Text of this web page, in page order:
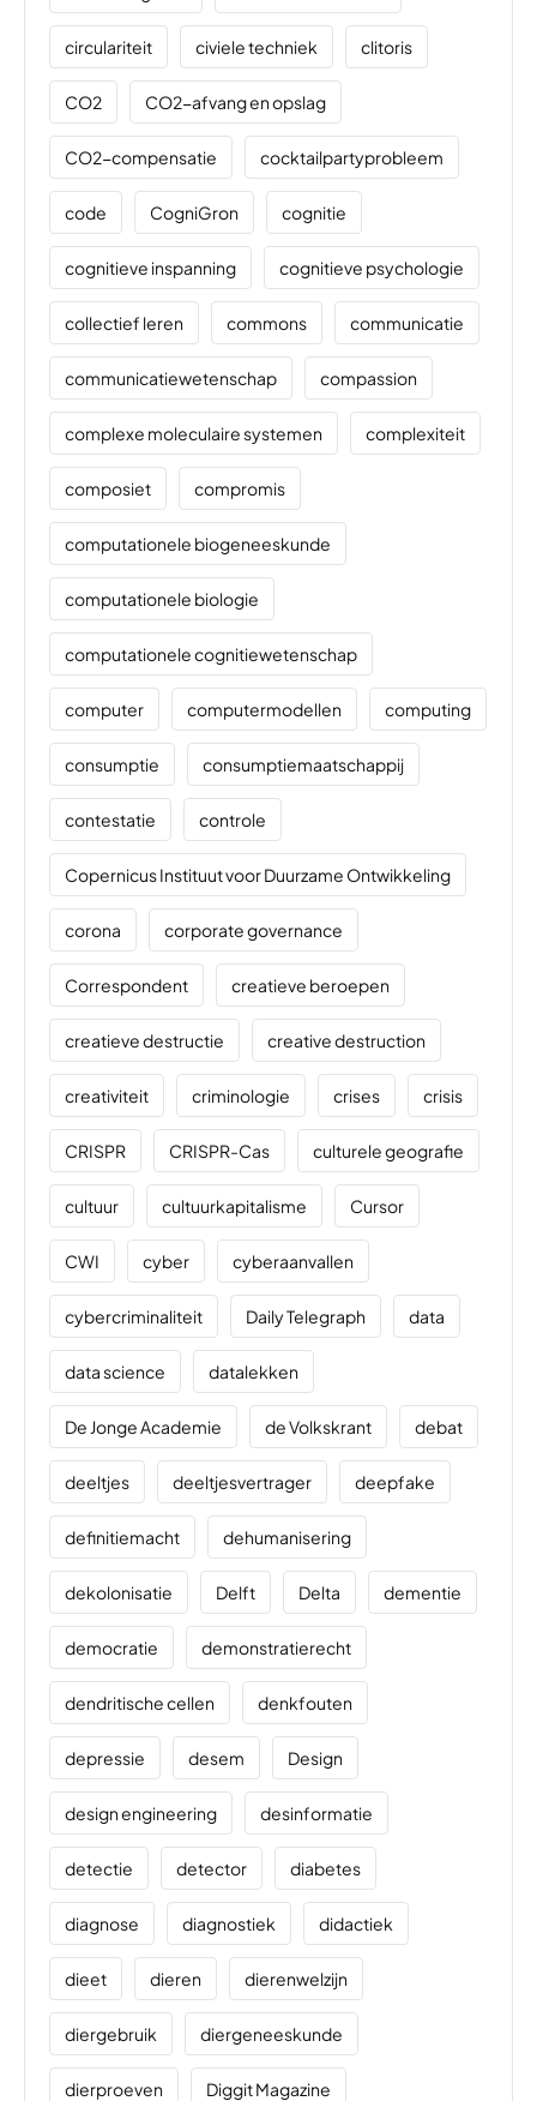
circulariteit civiele techniek clitoris
CO2 CO2-afvang en opslag
CO2-compensatie cocktailpartyprobleem
code CogniGron cognitie
cognitieve inspanning cognitieve psychologie
collectief leren commons communicatie
communicatiewetenschap compassion
complexe moleculaire systemen complexiteit
composiet compromis
computationele biogeneeskunde
computationele biologie
computationele cognitiewetenschap
computer computermodellen computing
consumptie consumptiemaatschappij
contestatie controle
Copernicus Instituut voor Duurzame Ontwikkeling
corona corporate governance
Correspondent creatieve beroepen
creatieve destructie creative destruction
creativiteit criminologie crises crisis
CRISPR CRISPR-Cas culturele geografie
cultuur cultuurkapitalisme Cursor
CWI cyber cyberaanvallen
cybercriminaliteit Daily Telegraph data
data science datalekken
De Jonge Academie de Volkskrant debat
deeltjes deeltjesvertrager deepfake
definitiemacht dehumanisering
dekolonisatie Delft Delta dementie
democratie demonstratierecht
dendritische cellen denkfouten
depressie desem Design
design engineering desinformatie
detectie detector diabetes
diagnose diagnostiek didactiek
dieet dieren dierenwelzijn
diergebruik diergeneeskunde
dierproeven Diggit Magazine